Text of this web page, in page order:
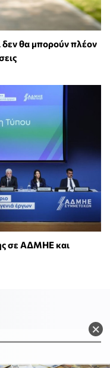
×
θα μπορούν πλέον
σε ΑΔΜΗΕ και